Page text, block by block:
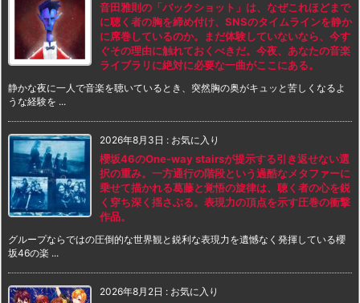
音田雅則の「バックショット」は、なぜこれほどまで
に聴く者の胸を締め付け、SNSのタイムラインを静か
に席巻しているのか。まだ体験していないなら、今す
ぐその理由に触れておくべきだ。今夜、あなたの音楽
ライブラリに絶対に必要な一曲がここにある。
静かな夜に一人で音楽を聴いているとき、突然胸の奥がキュッと苦しくなるよ
うな経験を ...
2026年8月3日 : お気に入り
櫻坂46のOne-way stairsが提示する引き返せない選
択の重み。一方通行の階段という過酷なメタファーに
乗せて描かれる葛藤と覚悟の旋律は、聴く者の心を鋭
く穿ち深く揺さぶる。表現力の頂点を示す圧巻の衝撃
作品。
グループならではの圧倒的な世界観と鋭利な表現力を遺憾なく発揮している櫻
坂46の楽 ...
2026年8月2日 : お気に入り